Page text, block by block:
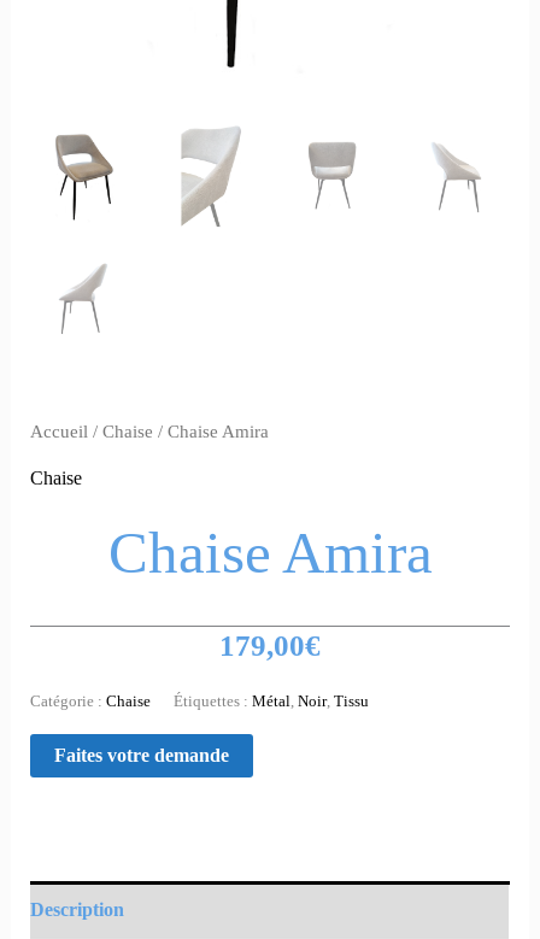
Accueil /Chaise / Chaise Amira
Chaise
Chaise Amira
179,00€
Catégorie :Chaise Étiquettes :Métal ,Noir,Tissu
Description